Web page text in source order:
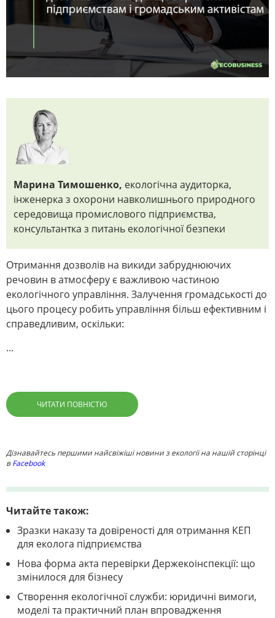
Марина Тимошенко, екологічна аудиторка,
інженерка з охорони навколишнього природного
середовища промислового підприємства,
консультантка з питань екологічної безпеки
Отримання дозволів на викиди забруднюючих
речовин в атмосферу є важливою частиною
екологічного управління. Залучення громадськості до
цього процесу робить управління більш ефективним і
справедливим, оскільки:
...
ЧИТАТИ ПОВНІСТЮ
Дізнавайтесь першими найсвіжіші новини з екології на нашій сторінці
вFacebook
Читайте також:
Зразки наказу та довіреності для отримання КЕП
для еколога підприємства
Нова форма акта перевірки Держекоінспекції: що
змінилося для бізнесу
Створення екологічної служби: юридичні вимоги,
моделі та практичний план впровадження